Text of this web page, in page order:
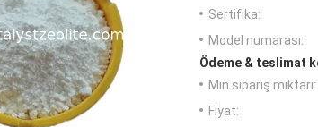
Sertifika:
Model numarası:
Ödeme & teslimat
Min sipariş miktarı:
Fiyat: